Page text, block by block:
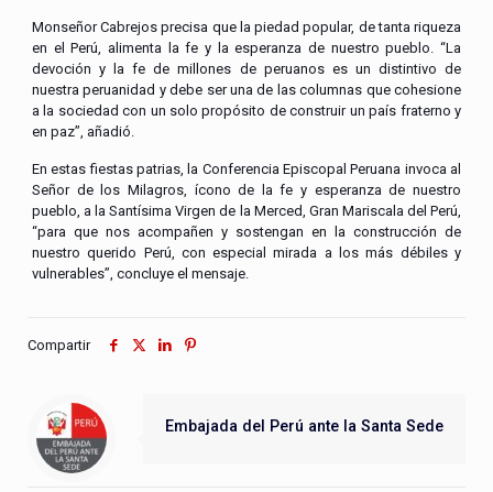
Monseñor Cabrejos precisa que la piedad popular, de tanta riqueza
en el Perú, alimenta la fe y la esperanza de nuestro pueblo. “La
devoción y la fe de millones de peruanos es un distintivo de
nuestra peruanidad y debe ser una de las columnas que cohesione
a la sociedad con un solo propósito de construir un país fraterno y
en paz”, añadió.
En estas fiestas patrias, la Conferencia Episcopal Peruana invoca al
Señor de los Milagros, ícono de la fe y esperanza de nuestro
pueblo, a la Santísima Virgen de la Merced, Gran Mariscala del Perú,
“para que nos acompañen y sostengan en la construcción de
nuestro querido Perú, con especial mirada a los más débiles y
vulnerables”, concluye el mensaje.
Compartir
Embajada del Perú ante la Santa Sede